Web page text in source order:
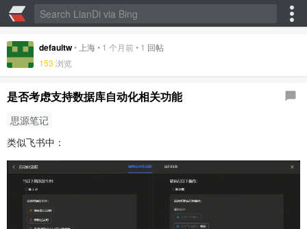
defaultw• 上海• 1 个月前• 1 回帖
153 浏览
是否考虑支持数据库自动化相关功能
思源笔记
类似飞书中：